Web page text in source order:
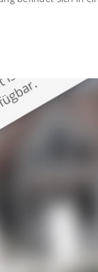
eine hochwertige
mit einem